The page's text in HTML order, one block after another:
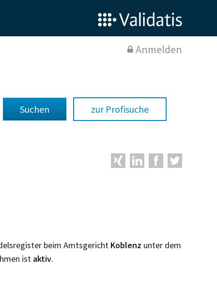
Anmelden
zur Profisuche
beim Amtsgericht Koblenz unter dem
ist aktiv.